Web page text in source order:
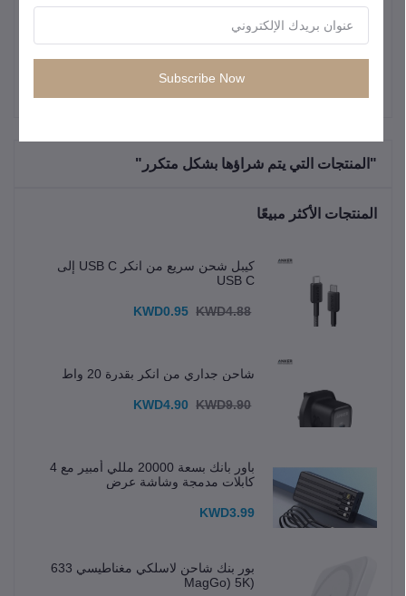
الضمان كفالة لمدة 12 شهراً (سنة واحدة)
"المنتجات التي يتم شراؤها بشكل متكرر"
المنتجات الأكثر مبيعًا
كيبل شحن سريع من انكر USB C إلى
USB C
KWD0.95 KWD4.88
شاحن جداري من انكر بقدرة 20 واط
KWD4.90 KWD9.90
باور بانك بسعة 20000 مللي أمبير مع 4
كابلات مدمجة وشاشة عرض
KWD3.99
بور بنك شاحن لاسلكي مغناطيسي 633
(MagGo) 5K
Subscribe Now